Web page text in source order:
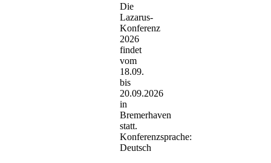
Die
Lazarus-
Konferenz
2026
findet
vom
18.09.
bis
20.09.2026
in
Bremerhaven
statt.
Konferenzsprache:
Deutsch